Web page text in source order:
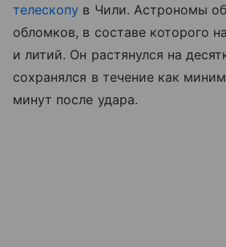
телескопу в Чили. Астрономы
обломков, в составе которого
и литий. Он растянулся на
сохранялся в течение как
минут после удара.